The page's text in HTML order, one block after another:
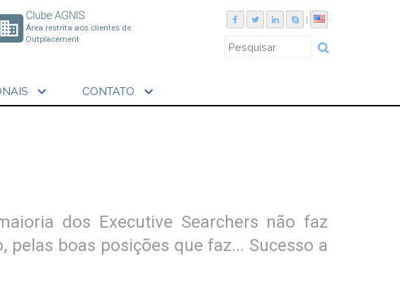
business
Clube AGNIS
Área restrita aos clientes de
Outplacement
expand_more CONTATO expand_more
dos Executive Searchers não faz
boas posições que faz... Sucesso a